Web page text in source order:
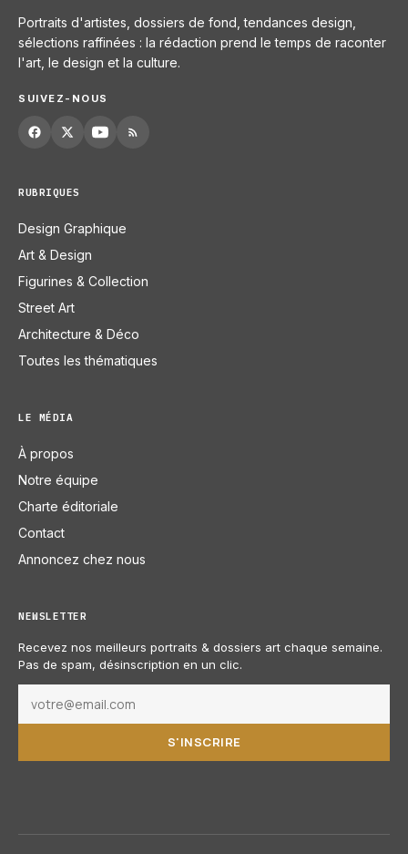
Portraits d'artistes, dossiers de fond, tendances design,
sélections raffinées : la rédaction prend le temps de raconter
l'art, le design et la culture.
SUIVEZ-NOUS
RUBRIQUES
Design Graphique
Art & Design
Figurines & Collection
Street Art
Architecture & Déco
Toutes les thématiques
LE MÉDIA
À propos
Notre équipe
Charte éditoriale
Contact
Annoncez chez nous
NEWSLETTER
Recevez nos meilleurs portraits & dossiers art chaque semaine.
Pas de spam, désinscription en un clic.
S'INSCRIRE